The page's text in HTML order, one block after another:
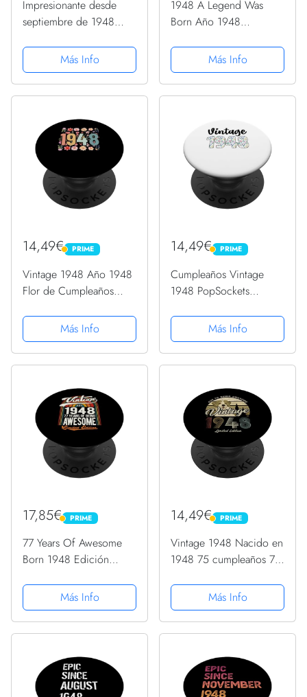
Impresionante desde
septiembre de 1948
75 cumpleaños
PopSockets PopGrip
Adhesivo
Más Info
1948 A Legend Was
Born Año 1948
Heavy PopSockets
PopGrip Intercambiable
Más Info
14,49€ PRIME
PRIME
Vintage 1948 Año 1948
Flor de Cumpleaños
Intercambiable
Más Info
14,49€ PRIME
PRIME
Cumpleaños Vintage
1948 PopSockets
Más Info
17,85€ PRIME
PRIME
77 Years Of Awesome
Born 1948 Edición
PopSockets PopGrip
Adhesivo
Más Info
14,49€ PRIME
PRIME
Vintage 1948 Nacido en
1948 75 cumpleaños 75
PopGrip Intercambiable
Más Info